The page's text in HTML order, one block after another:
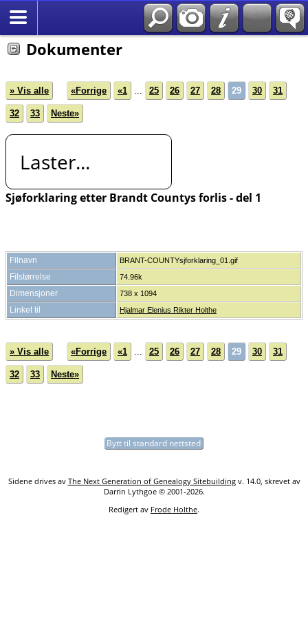
Dokumenter
» Vis alle «Forrige «1 ... 25 26 27 28 29 30 31
32 33 Neste»
Laster...
Sjøforklaring etter Brandt Countys forlis - del 1
Filnavn BRANT-COUNTYsjforklaring_01.gif
Filstørrelse 74.96k
Dimensjoner 738 x 1094
Linket til Hjalmar Elenius Rikter Holthe
» Vis alle «Forrige «1 25 26 27 28 29 30 31
32 33 Neste»
Bytt til standard nettsted
Sidene drives av The Next Generation of Genealogy Sitebuildingv. 14.0, skrevet av
Darrin Lythgoe © 2001-2026.
Redigert av Frode Holthe.